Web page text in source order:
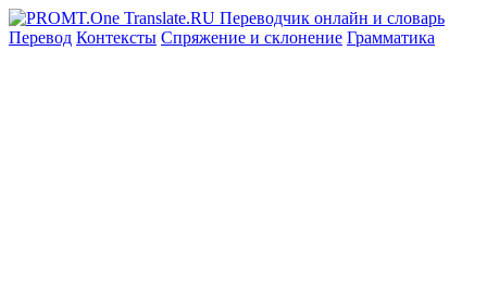
Перевод Контексты Спряжение и склонение Грамматика